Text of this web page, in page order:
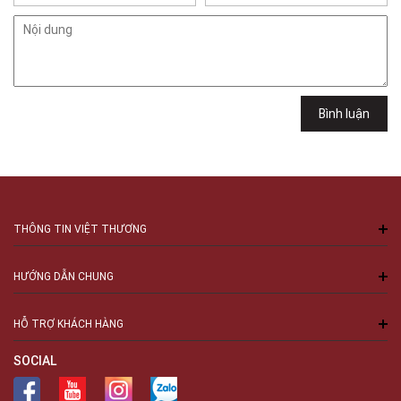
102Q Đường An Dương Vương, Phường An Đông, TPHCM, Quận 5, Hồ Chí
Minh
Bình luận
THÔNG TIN VIỆT THƯƠNG
HƯỚNG DẪN CHUNG
HỖ TRỢ KHÁCH HÀNG
SOCIAL